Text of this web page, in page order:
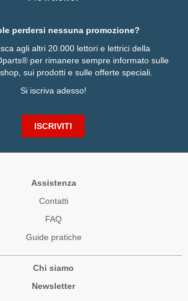
perdersi nessuna promozione?
agli altri 20.000 lettori e lettrici della
per rimanere sempre informato sulle
sui prodotti e sulle offerte speciali.
Si iscriva adesso!
ISCRIVITI
Assistenza
Contatti
FAQ
Guide pratiche
Chi siamo
Newsletter